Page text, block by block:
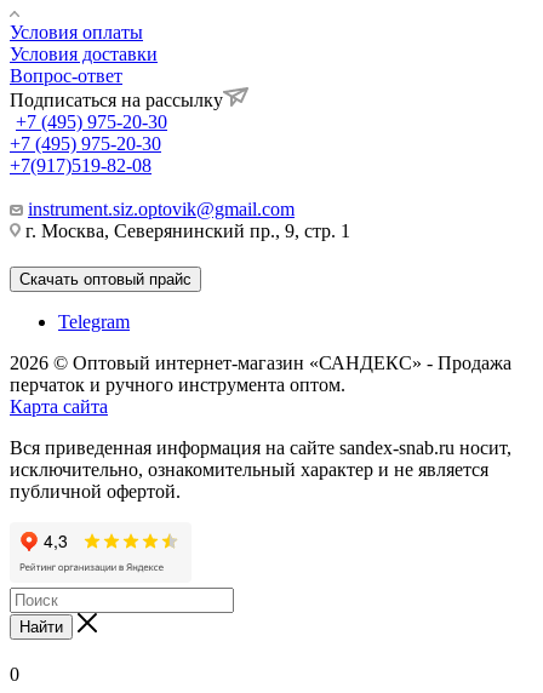
Условия оплаты
Условия доставки
Вопрос-ответ
Подписаться на рассылку
+7 (495) 975-20-30
+7 (495) 975-20-30
+7(917)519-82-08
instrument.siz.optovik@gmail.com
г. Москва, Северянинский пр., 9, стр. 1
Скачать оптовый прайс
Telegram
2026 © Оптовый интернет-магазин «САНДЕКС» - Продажа
перчаток и ручного инструмента оптом.
Карта сайта
Вся приведенная информация на сайте sandex-snab.ru носит,
исключительно, ознакомительный характер и не является
публичной офертой.
Найти
0